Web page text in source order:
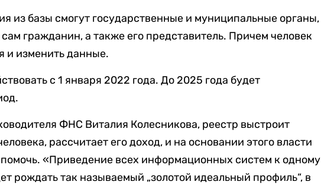
из базы смогут государственные и муниципальные органы,
гражданин, а также его представитель. Причем человек
и изменить данные.
с 1 января 2022 года. До 2025 года будет
ФНС Виталия Колесникова, реестр выстроит
рассчитает его доход, и на основании этого власти
«Приведение всех информационных систем к одному
рождать так называемый „золотой идеальный профиль“, в